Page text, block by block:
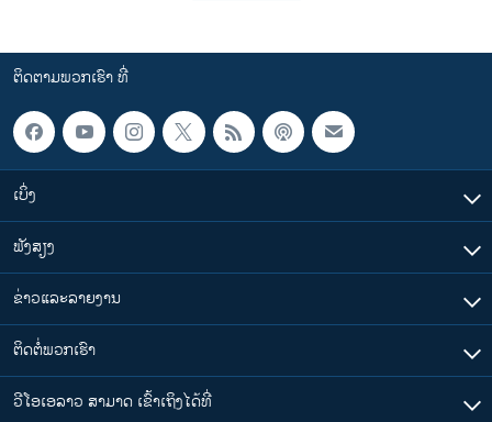
ຕິດຕາມພວກເຮົາ ທີ່
ເບິ່ງ
ຟັງສຽງ
ຂ່າວແລະລາຍງານ
ຕິດຕໍ່ພວກເຮົາ
ວີໂອເອລາວ ສາມາດ ເຂົ້າເຖິງໄດ້ທີ່